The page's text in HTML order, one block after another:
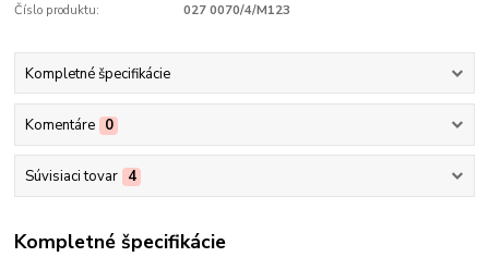
Číslo produktu: 027 0070/4/M123
Kompletné špecifikácie
Komentáre 0
Súvisiaci tovar 4
Kompletné špecifikácie